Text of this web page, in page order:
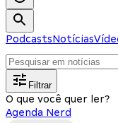
PodcastsNotícias
Filtrar
O que você quer ler?
Agenda Nerd